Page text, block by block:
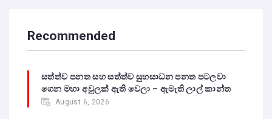
Recommended
සත්ත්ව පනත සහ සත්ත්ව සුභසාධන පනත පටලවා
ගෙන මහා අවුලක් ඇති වෙලා – ඇමැති ලාල් කාන්ත
August 6, 2026